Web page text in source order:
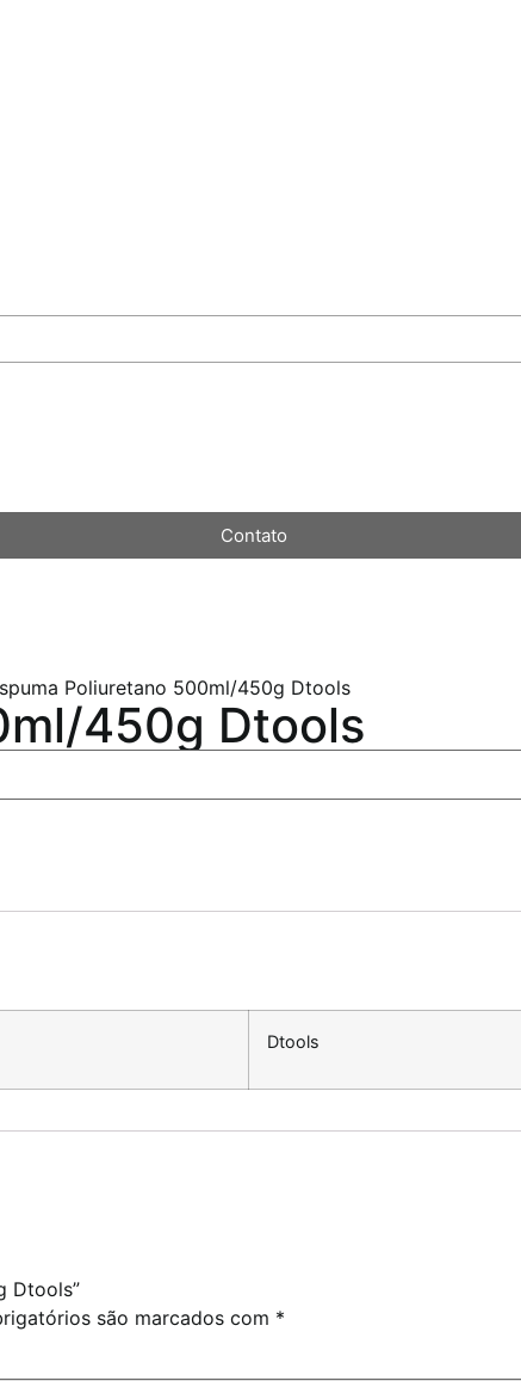
Contato
Poliuretano 500ml/450g Dtools
450g Dtools
Dtools
Dtools”
são marcados com *